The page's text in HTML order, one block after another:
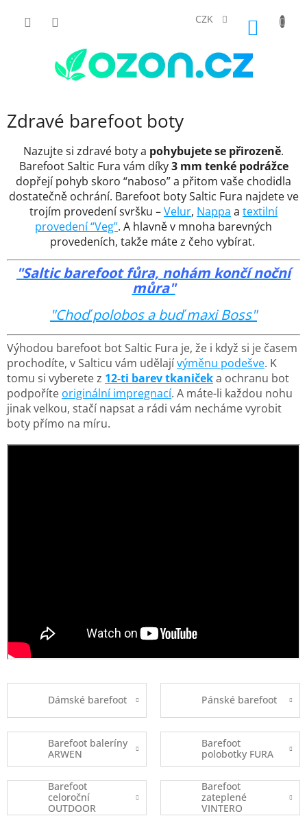
CZK
Zdravé barefoot boty
Nazujte si zdravé boty a pohybujete se přirozeně.
Barefoot Saltic Fura vám díky3 mm tenké podrážce
dopřejí pohyb skoro “naboso” a přitom vaše chodidla
dostatečně ochrání. Barefoot boty Saltic Fura najdete ve
trojím provedení svršku –Velur, Nappa a textilní
provedení “Veg”. A hlavně v mnoha barevných
provedeních, takže máte z čeho vybírat.
"Saltic barefoot fůra, nohám končí noční
můra"
"Choď polobos a buď maxi Boss"
Výhodou barefoot bot Saltic Fura je, že i když si je časem
prochodíte, v Salticu vám udělajívýměnu podešve. K
tomu si vyberete z 12-ti barev tkaničeka ochranu bot
podpoříte originální impregnací. A máte-li každou nohu
jinak velkou, stačí napsat a rádi vám necháme vyrobit
boty přímo na míru.
Dámské barefoot Pánské barefoot
Barefoot baleríny
ARWEN
Barefoot
polobotky FURA
Barefoot
celoroční
OUTDOOR
Barefoot
zateplené
VINTERO